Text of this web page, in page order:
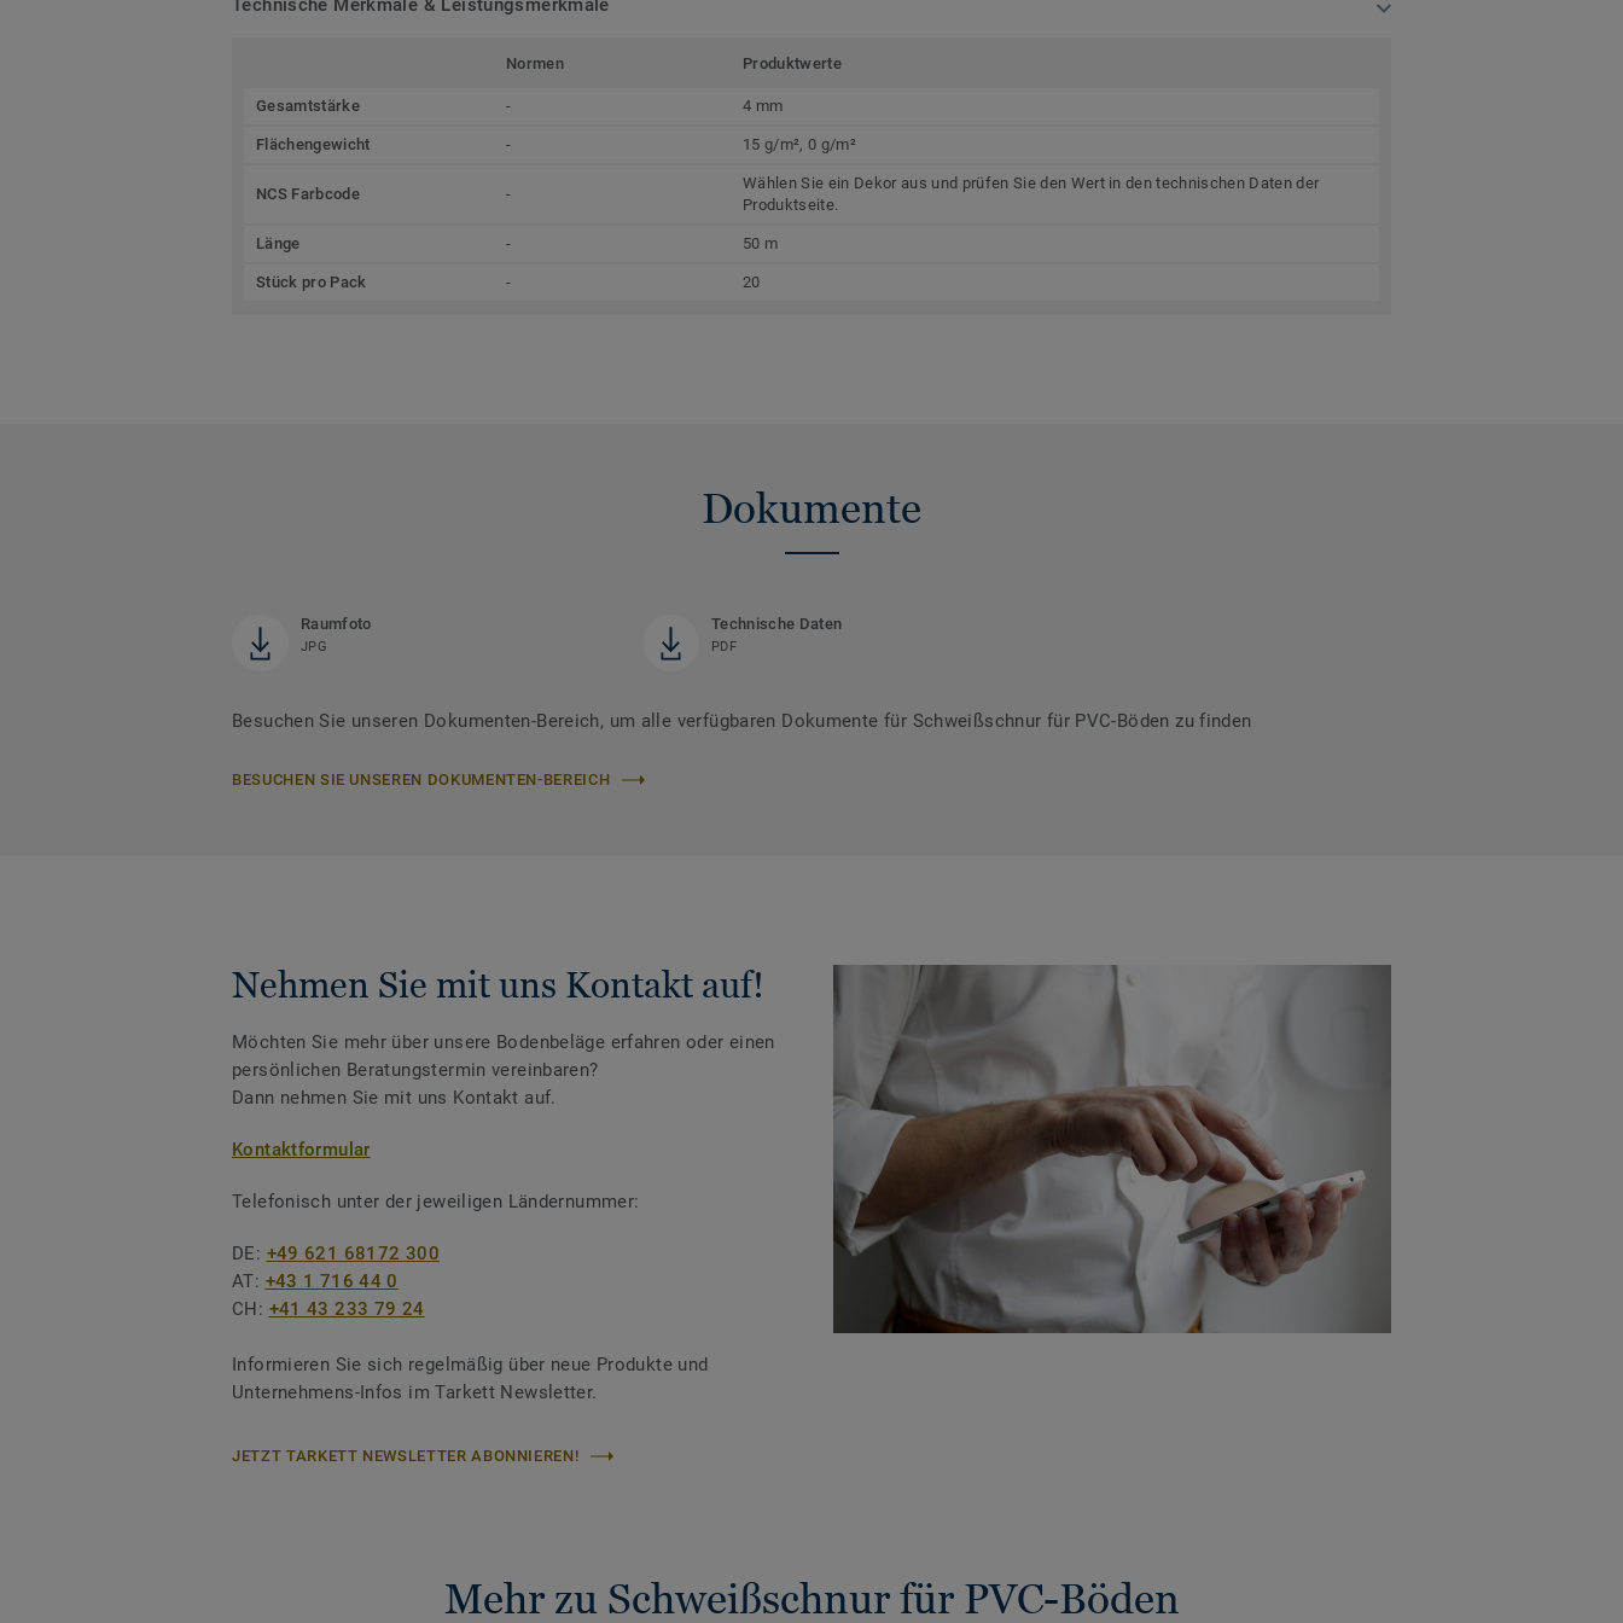
Technische Merkmale & Leistungsmerkmale
Normen Produktwerte
Gesamtstärke - 4 mm
Flächengewicht - 15 g/m², 0 g/m²
NCS Farbcode -
Wählen Sie ein Dekor aus und prüfen Sie den Wert in den technischen Daten der
Produktseite.
Länge - 50 m
Stück pro Pack - 20
Dokumente
Raumfoto
JPG
Technische Daten
PDF
Besuchen Sie unseren Dokumenten-Bereich, um alle verfügbaren Dokumente für Schweißschnur für PVC-Böden zu finden
BESUCHEN SIE UNSEREN DOKUMENTEN-BEREICH
Nehmen Sie mit uns Kontakt auf!
Möchten Sie mehr über unsere Bodenbeläge erfahren oder einen
persönlichen Beratungstermin vereinbaren?
Dann nehmen Sie mit uns Kontakt auf.
Kontaktformular
Telefonisch unter der jeweiligen Ländernummer:
DE: +49 621 68172 300
AT: +43 1 716 44 0
CH: +41 43 233 79 24
Informieren Sie sich regelmäßig über neue Produkte und
Unternehmens-Infos im Tarkett Newsletter.
JETZT TARKETT NEWSLETTER ABONNIEREN!
Mehr zu Schweißschnur für PVC-Böden